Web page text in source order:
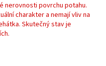
nerovnosti povrchu potahu.
charakter a nemají vliv na
Skutečný stav je